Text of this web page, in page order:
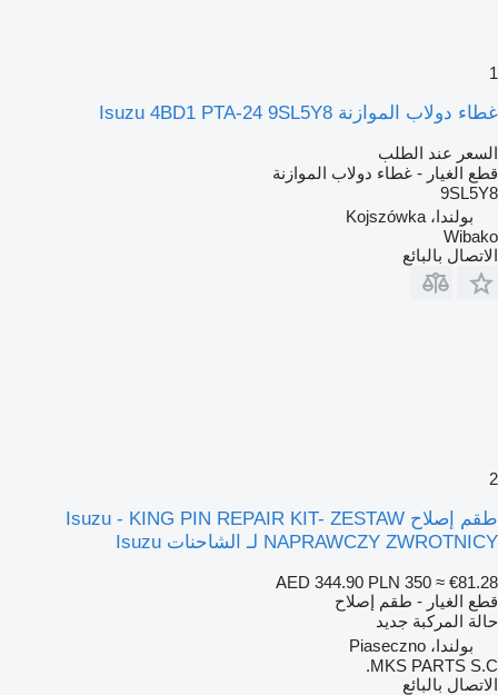
1
غطاء دولاب الموازنة Isuzu 4BD1 PTA-24 9SL5Y8
السعر عند الطلب
قطع الغيار - غطاء دولاب الموازنة
9SL5Y8
بولندا، Kojszówka
Wibako
الاتصال بالبائع
2
طقم إصلاح Isuzu - KING PIN REPAIR KIT- ZESTAW
NAPRAWCZY ZWROTNICY لـ الشاحنات Isuzu
AED 344.90 PLN 350 ≈ €81.28
قطع الغيار - طقم إصلاح
حالة المركبة جديد
بولندا، Piaseczno
MKS PARTS S.C.
الاتصال بالبائع